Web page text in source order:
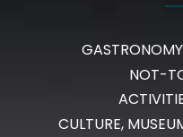
NOT-
CULTURE,